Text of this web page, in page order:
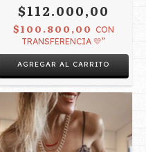
$112.000,00
$100.800,00 CON
TRANSFERENCIA 💛”